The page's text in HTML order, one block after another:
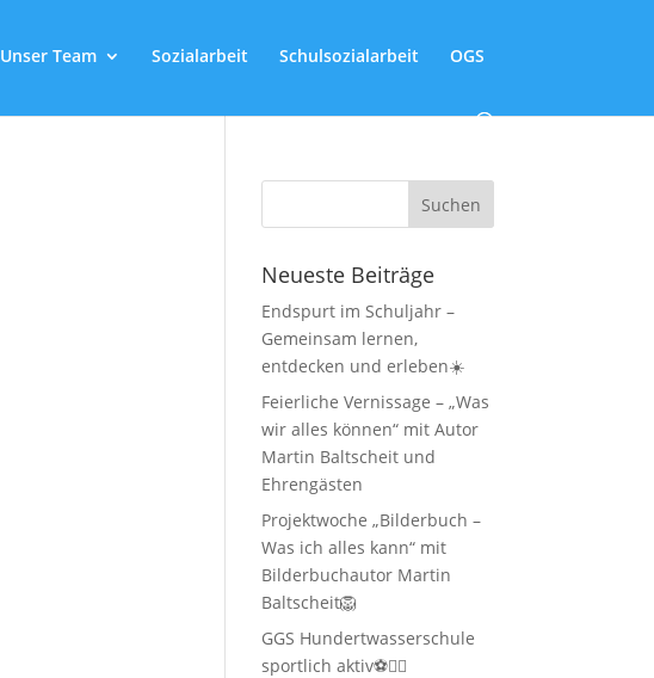
Unser Team Sozialarbeit Schulsozialarbeit OGS
Neueste Beiträge
Endspurt im Schuljahr –
Gemeinsam lernen,
entdecken und erleben☀️
Feierliche Vernissage – „Was
wir alles können“ mit Autor
Martin Baltscheit und
Ehrengästen
Projektwoche „Bilderbuch –
Was ich alles kann“ mit
Bilderbuchautor Martin
Baltscheit🦁
GGS Hundertwasserschule
sportlich aktiv⚽🏃‍♂️